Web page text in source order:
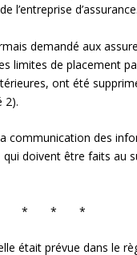
l’entreprise d’assurance.
demandé aux
limites de placement
ont été
2).
communication des
doivent être faits au
* * *
était prévue dans le